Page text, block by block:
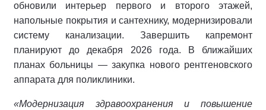
обновили интерьер первого и второго этажей,
напольные покрытия и сантехнику, модернизировали
систему канализации. Завершить капремонт
планируют до декабря 2026 года. В ближайших
планах больницы — закупка нового рентгеновского
аппарата для поликлиники.
«Модернизация здравоохранения и повышение